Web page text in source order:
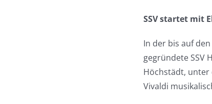
SSV startet mit
In der bis auf
gegründete SSV
Höchstädt, unter
Vivaldi